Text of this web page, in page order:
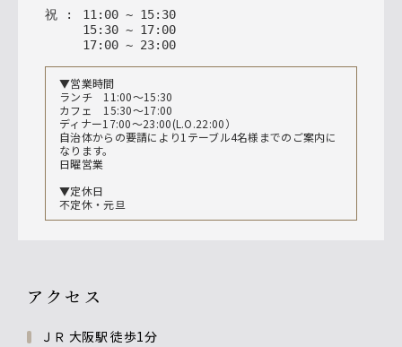
祝 : 11: 00 ~ 15: 30
15: 30 ~ 17: 00
17: 00 ~ 23: 00
▼営業時間
ランチ 11:00～15:30
カフェ 15:30〜17:00
ディナー17:00〜23:00(L.O.22:00）
自治体からの要請により1テーブル4名様までのご案内に
なります。
日曜営業
▼定休日
不定休・元旦
アクセス
ＪＲ 大阪駅 徒歩1分